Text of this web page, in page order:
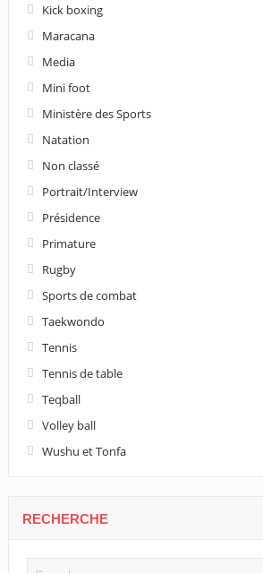
Kick boxing
Maracana
Media
Mini foot
Ministère des Sports
Natation
Non classé
Portrait/Interview
Présidence
Primature
Rugby
Sports de combat
Taekwondo
Tennis
Tennis de table
Teqball
Volley ball
Wushu et Tonfa
RECHERCHE